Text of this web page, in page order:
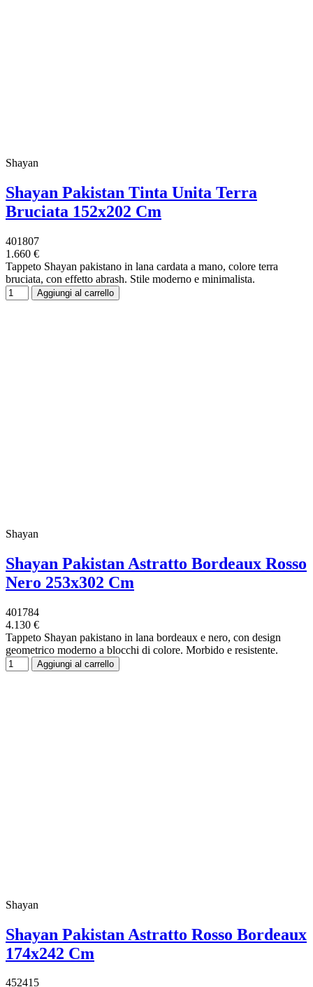
Shayan
Shayan Pakistan Tinta Unita Terra
Bruciata 152x202 Cm
401807
1.660 €
Tappeto Shayan pakistano in lana cardata a mano, colore terra
bruciata, con effetto abrash. Stile moderno e minimalista.
Aggiungi al carrello
Shayan
Shayan Pakistan Astratto Bordeaux Rosso
Nero 253x302 Cm
401784
4.130 €
Tappeto Shayan pakistano in lana bordeaux e nero, con design
geometrico moderno a blocchi di colore. Morbido e resistente.
Aggiungi al carrello
Shayan
Shayan Pakistan Astratto Rosso Bordeaux
174x242 Cm
452415